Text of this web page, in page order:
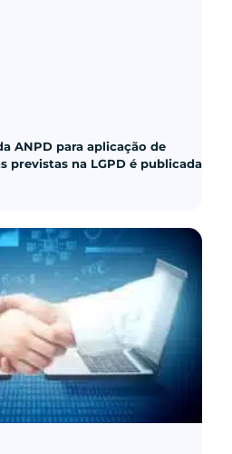
ANPD para aplicação de
previstas na LGPD é publicada